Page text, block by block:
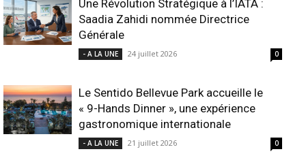
Une Révolution Stratégique à l’IATA :
Saadia Zahidi nommée Directrice
Générale
- A LA UNE 24 juillet 2026 0
Le Sentido Bellevue Park accueille le
« 9-Hands Dinner », une expérience
gastronomique internationale
- A LA UNE 21 juillet 2026 0